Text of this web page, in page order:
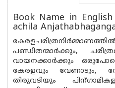
Book Name in
achila
പണ്ഡിതന്മാർക്കും,
വായനക്കാർക്കും
കേരളവും വേണാടും,
തിരുവടിയും